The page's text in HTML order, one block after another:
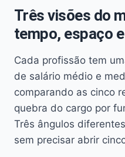
Três visões do
tempo, espaço
Cada profissão tem
de salário médio e
comparando as cinco
quebra do cargo por
Três ângulos
sem precisar abrir